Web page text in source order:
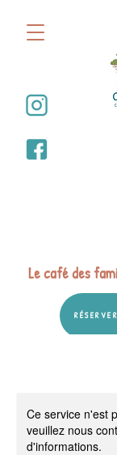
Le café des
Ce service n'est
veuillez nous
d'informations.